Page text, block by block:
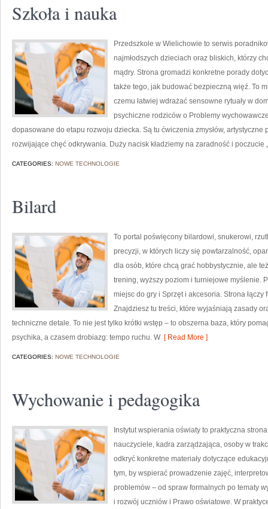
Szkoła i nauka
Przedszkole w Wielichowie to serwis
najmłodszych dzieciach oraz bliskich, którzy
mądry. Strona gromadzi konkretne porady
także tego, jak budować bezpieczną więź. To
czemu łatwiej wdrażać sensowne rytuały w
psychiczne rodziców o Problemy
dopasowane do etapu rozwoju dziecka. Są tu ćwiczenia zmysłów,
rozwijające chęć odkrywania. Duży nacisk kładziemy na zaradność i poczucie
CATEGORIES: NOWE TECHNOLOGIE
Bilard
To portal poświęcony bilardowi, snukerowi,
precyzji, w których liczy się powtarzalność,
dla osób, które chcą grać hobbystycznie, ale
trening, wyższy poziom i turniejowe myślenie.
miejsc do gry i Sprzęt i akcesoria. Strona
Znajdziesz tu treści, które wyjaśniają zasady
techniczne detale. To nie jest tylko krótki wstęp – to obszerna baza, który
psychika, a czasem drobiazg: tempo ruchu. W [ Read More ]
CATEGORIES: NOWE TECHNOLOGIE
Wychowanie i pedagogika
Instytut wspierania oświaty to praktyczna
nauczyciele, kadra zarządzająca, osoby w
odkryć konkretne materiały dotyczące
tym, by wspierać prowadzenie zajęć,
problemów – od spraw formalnych po tematy
i rozwój uczniów i Prawo oświatowe. W